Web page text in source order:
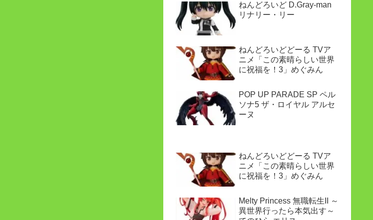
ねんどろいど D.Gray-man
リナリー・リー
ねんどろいどどーる TVア
ニメ「この素晴らしい世界
に祝福を！3」めぐみん
POP UP PARADE SP ペル
ソナ5 ザ・ロイヤル アルセ
ーヌ
ねんどろいどどーる TVア
ニメ「この素晴らしい世界
に祝福を！3」めぐみん
Melty Princess 無職転生II ～
異世界行ったら本気出す～